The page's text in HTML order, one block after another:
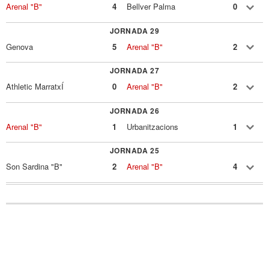
Arenal "B" 4 Bellver Palma 0
JORNADA 29
Genova 5 Arenal "B" 2
JORNADA 27
Athletic MarratxÍ 0 Arenal "B" 2
JORNADA 26
Arenal "B" 1 Urbanitzacions 1
JORNADA 25
Son Sardina "B" 2 Arenal "B" 4